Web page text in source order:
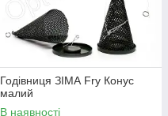
Годівниця ЗІМА Fry Конус
малий
В наявності